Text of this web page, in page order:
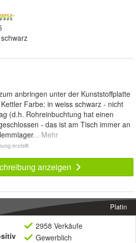
weiß und schwarz
anbringen unter der Kunststoffplatte
Farbe: in weiss schwarz - nicht
(d.h. Rohreinbuchtung hat einen
- das ist am Tisch immer an
... Mehr
erstellt
anzeigen
Platin
2958 Verkäufe
Gewerblich